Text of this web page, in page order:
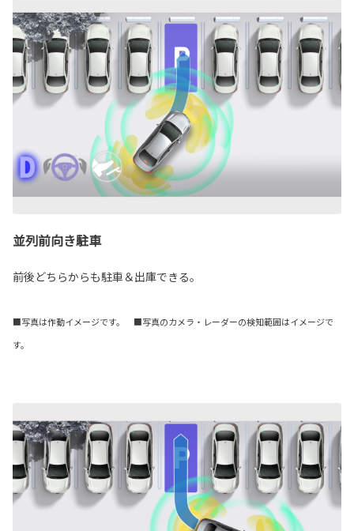
並列前向き駐車
前後どちらからも駐車＆出庫できる。
■写真は作動イメージです。 ■写真のカメラ・レーダーの検知範囲はイメージで
す。